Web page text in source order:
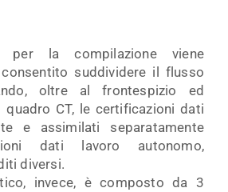
per la compilazione viene
suddividere il flusso
oltre al frontespizio ed
quadro CT, le certificazioni dati
e assimilati separatamente
dati lavoro autonomo,
diversi.
invece, è composto da 3